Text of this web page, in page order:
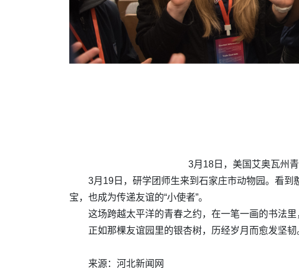
3月18日，美国艾奥瓦州
3月19日，研学团师生来到石家庄市动物园。看
宝，也成为传递友谊的“小使者”。
这场跨越太平洋的青春之约，在一笔一画的书法
正如那棵友谊园里的银杏树，历经岁月而愈发坚
来源：河北新闻网